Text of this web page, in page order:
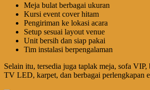
Meja bulat berbagai ukuran
Kursi event cover hitam
Pengiriman ke lokasi acara
Setup sesuai layout venue
Unit bersih dan siap pakai
Tim instalasi berpengalaman
Selain itu, tersedia juga taplak meja, sofa
TV LED, karpet, dan berbagai perlengkapan